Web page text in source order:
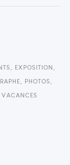
, EXPOSITION ,
, PHOTOS ,
VACANCES